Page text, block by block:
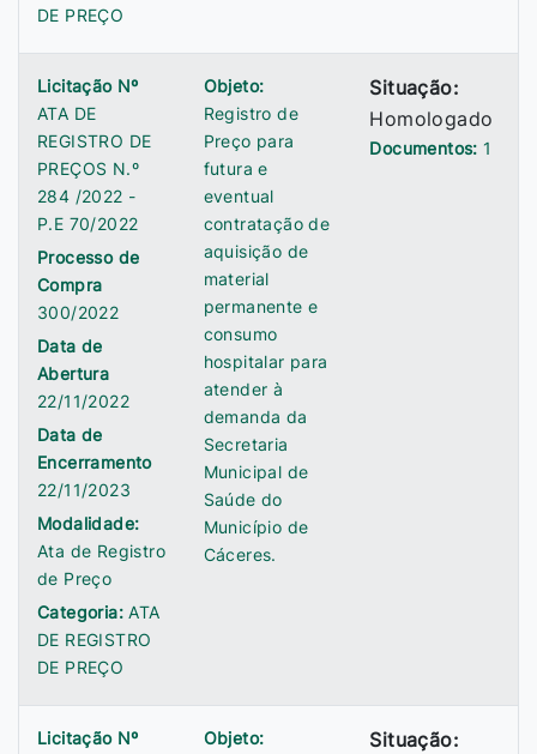
DE PREÇO
Licitação Nº
ATA DE
REGISTRO DE
PREÇOS N.º
284 /2022 -
P.E 70/2022
Processo de
Compra
300/2022
Data de
Abertura
22/11/2022
Data de
Encerramento
22/11/2023
Modalidade:
Ata de Registro
de Preço
Categoria:ATA
DE REGISTRO
DE PREÇO
Objeto:
Registro de
Preço para
futura e
eventual
contratação de
aquisição de
material
permanente e
consumo
hospitalar para
atender à
demanda da
Secretaria
Municipal de
Saúde do
Município de
Cáceres.
Situação:
Homologado
Documentos: 1
Licitação Nº
Objeto:
Situação: